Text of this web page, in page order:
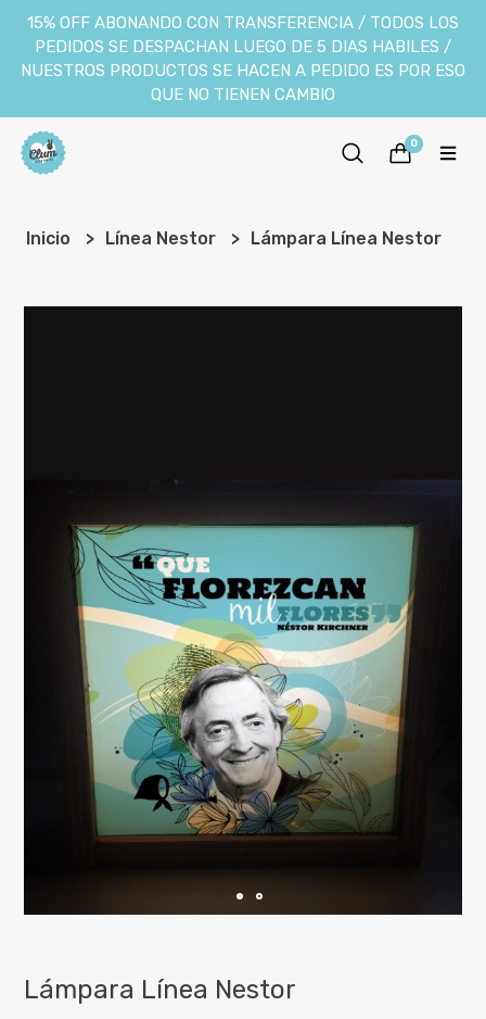
15% OFF ABONANDO CON TRANSFERENCIA / TODOS LOS
PEDIDOS SE DESPACHAN LUEGO DE 5 DIAS HABILES /
NUESTROS PRODUCTOS SE HACEN A PEDIDO ES POR ESO
QUE NO TIENEN CAMBIO
0
Inicio Línea Nestor Lámpara Línea Nestor
Lámpara Línea Nestor